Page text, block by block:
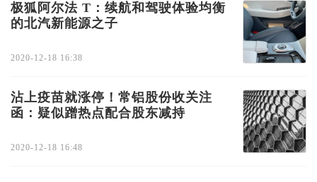
极狐阿尔法 T：续航和驾驶体验均衡
的北汽新能源之子
2020-12-18 16:38
沾上疫苗就涨停！常铝股份收关注
函：疑似蹭热点配合股东减持
2020-12-18 16:48